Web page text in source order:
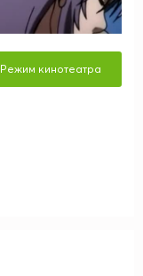
Режим кинотеатра